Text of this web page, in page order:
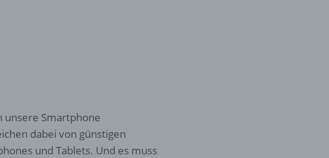
unsere Smartphone
dabei von günstigen
und Tablets. Und es muss